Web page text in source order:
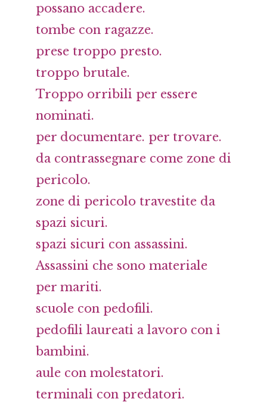
possano accadere.
tombe con ragazze.
prese troppo presto.
troppo brutale.
Troppo orribili per essere
nominati.
per documentare. per trovare.
da contrassegnare come zone di
pericolo.
zone di pericolo travestite da
spazi sicuri.
spazi sicuri con assassini.
Assassini che sono materiale
per mariti.
scuole con pedofili.
pedofili laureati a lavoro con i
bambini.
aule con molestatori.
terminali con predatori.